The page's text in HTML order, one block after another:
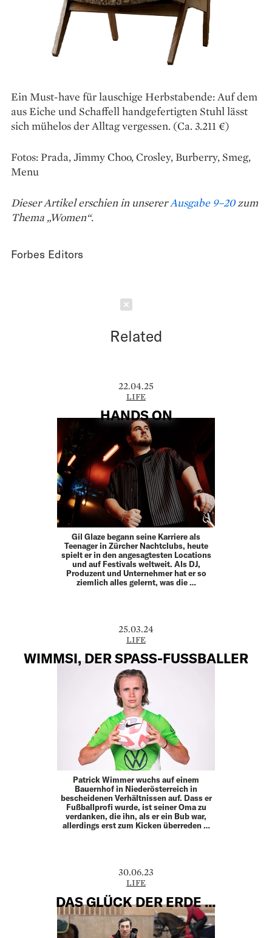
Ein Must-have für lauschige Herbstabende: Auf dem
aus Eiche und Schaffell handgefertigten Stuhl lässt
sich mühelos der Alltag vergessen. (Ca. 3.211 €)
Fotos: Prada, Jimmy Choo, Crosley, Burberry, Smeg,
Menu
Dieser Artikel erschien in unsererAusgabe 9–20zum
Thema „Women“.
Forbes Editors
Related
22.04.25
LIFE
HANDS ON
Gil Glaze begann seine Karriere als
Teenager in Zürcher Nachtclubs, heute
spielt er in den angesagtesten Locations
und auf Festivals weltweit. Als DJ,
Produzent und Unternehmer hat er so
ziemlich alles gelernt, was die …
25.03.24
LIFE
WIMMSI, DER SPASS-FUSSBALLER
Patrick Wimmer wuchs auf einem
Bauernhof in Niederösterreich in
bescheidenen Verhältnissen auf. Dass er
Fußballprofi wurde, ist seiner Oma zu
verdanken, die ihn, als er ein Bub war,
allerdings erst zum Kicken überreden …
30.06.23
LIFE
DAS GLÜCK DER ERDE …